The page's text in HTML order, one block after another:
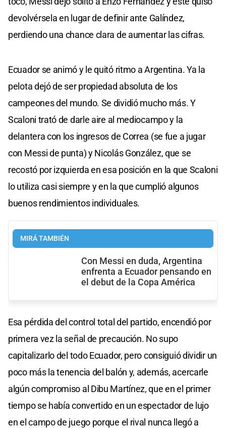
devolvérsela en lugar de definir ante Galíndez,
perdiendo una chance clara de aumentar las cifras.
Ecuador se animó y le quitó ritmo a Argentina. Ya la
pelota dejó de ser propiedad absoluta de los
campeones del mundo. Se dividió mucho más. Y
Scaloni trató de darle aire al mediocampo y la
delantera con los ingresos de Correa (se fue a jugar
con Messi de punta) y Nicolás González, que se
recostó por izquierda en esa posición en la que Scaloni
lo utiliza casi siempre y en la que cumplió algunos
buenos rendimientos individuales.
MIRÁ TAMBIÉN
Con Messi en duda, Argentina
enfrenta a Ecuador pensando en
el debut de la Copa América
Esa pérdida del control total del partido, encendió por
primera vez la señal de precaución. No supo
capitalizarlo del todo Ecuador, pero consiguió dividir un
poco más la tenencia del balón y, además, acercarle
algún compromiso al Dibu Martínez, que en el primer
tiempo se había convertido en un espectador de lujo
en el campo de juego porque el rival nunca llegó a